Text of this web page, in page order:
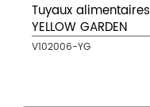
Tuyaux
YELLOW GARDEN
V102006-YG